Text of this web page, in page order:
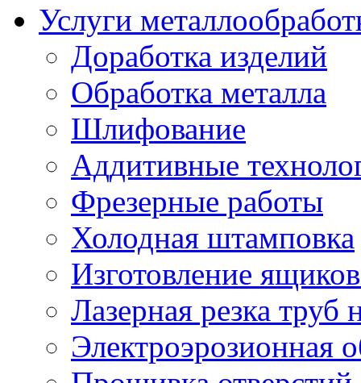
Услуги
Доработка изделий
Обработка металла
Шлифование
Аддитивные
Фрезерные работы
Холодная штамповка
Изготовление
Лазерная резка труб
Электроэрозионная